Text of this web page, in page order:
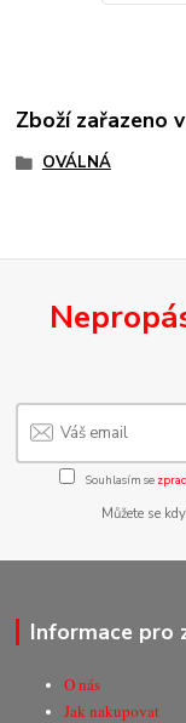
Zboží zařazeno
OVÁLNÁ
Souhlasím se
Můžete se
Informace pro
O nás
Jak nakupovat